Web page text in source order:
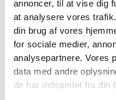
annoncer, til at vise dig
at analysere vores
din brug af vores
for sociale medier,
analysepartnere. Vores
data med andre
de har indsamlet fra din
Når klikket først er
hjælpe med at sortere.
inviterer til støj.
8. Google
intention
Leadformularer